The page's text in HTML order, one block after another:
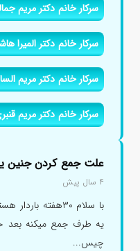
سرکار خانم دکتر مریم
سرکار خانم دکتر المیرا
سرکار خانم دکتر مریم
سرکار خانم دکتر مریم
علت جمع کردن
۴ سال پیش
با سلام ۳۰هفته
یه طرف جمع میکنه بعد
چیس...